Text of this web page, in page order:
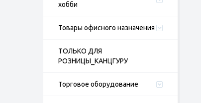
хобби
Товары офисного назначения
ТОЛЬКО ДЛЯ
РОЗНИЦЫ_КАНЦГУРУ
Торговое оборудование